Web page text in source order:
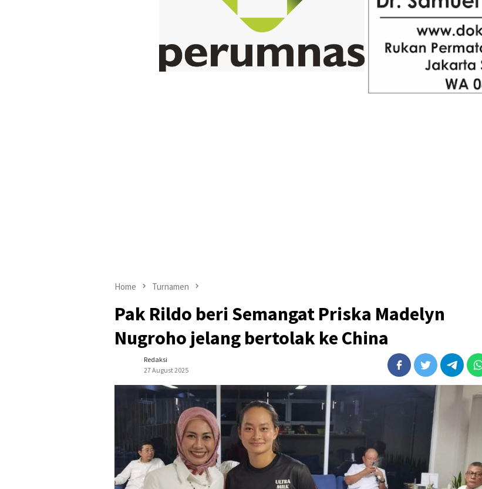
Home Turnamen
Pak Rildo beri Semangat Priska Madelyn
Nugroho jelang bertolak ke China
Redaksi
27 August 2025